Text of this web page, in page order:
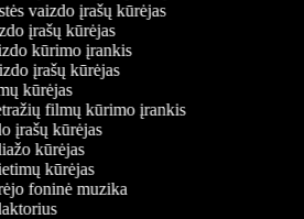
vaizdo įrašų kūrėjas
įrašų kūrėjas
kūrimo įrankis
įrašų kūrėjas
kūrėjas
filmų kūrimo įrankis
įrašų kūrėjas
kūrėjas
kūrėjas
foninė muzika